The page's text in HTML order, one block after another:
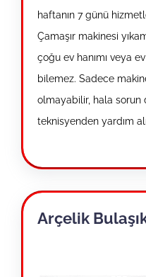
haftanın 7 günü
Çamaşır makinesi
çoğu ev hanımı veya
bilemez. Sadece
olmayabilir, hala sorun
teknisyenden yardım
Arçelik